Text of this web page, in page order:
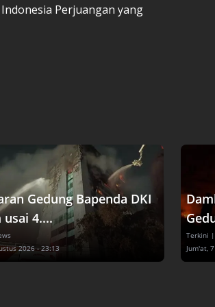
Perjuangan yang
Gedung Bapenda DKI
usai 4....
2026 - 23:13
Terkini
Jum'at,